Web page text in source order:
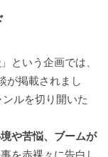
」という企画では、
が掲載されまし
ルを切り開いた
や苦悩、ブームが